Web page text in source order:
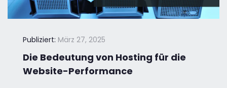
Publiziert: März 27, 2025
Die Bedeutung von Hosting für die
Website-Performance